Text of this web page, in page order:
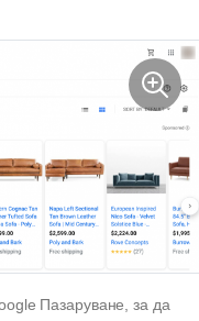
Пазаруване, за да